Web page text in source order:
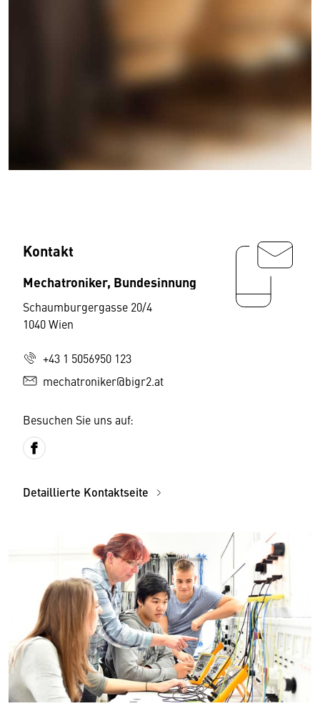
Kontakt
Mechatroniker, Bundesinnung
Schaumburgergasse 20/4
1040 Wien
+43 1 5056950 123
mechatroniker@bigr2.at
Besuchen Sie uns auf:
Detaillierte Kontaktseite